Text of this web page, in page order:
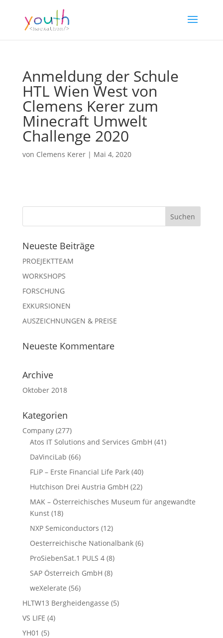
Anmeldung der Schule
HTL Wien West von
Clemens Kerer zum
Minecraft Umwelt
Challenge 2020
von Clemens Kerer| Mai 4, 2020
Neueste Beiträge
PROEJEKTTEAM
WORKSHOPS
FORSCHUNG
EXKURSIONEN
AUSZEICHNUNGEN & PREISE
Neueste Kommentare
Archive
Oktober 2018
Kategorien
Company(277)
Atos IT Solutions and Services GmbH (41)
DaVinciLab (66)
FLiP – Erste Financial Life Park(40)
Hutchison Drei Austria GmbH (22)
MAK – Österreichisches Museum für angewandte
Kunst(18)
NXP Semiconductors (12)
Oesterreichische Nationalbank(6)
ProSiebenSat.1 PULS 4(8)
SAP Österreich GmbH (8)
weXelerate (56)
HLTW13 Bergheidengasse (5)
VS LIFE (4)
YH01 (5)